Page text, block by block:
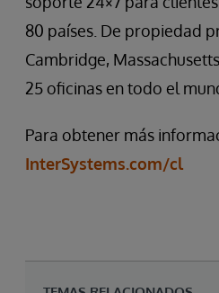
80 países. De propiedad
Cambridge,
25 oficinas en todo el
Para obtener más
InterSystems.com/cl